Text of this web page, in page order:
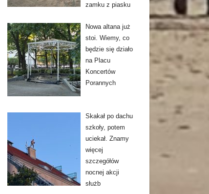
zamku z piasku
Nowa altana już
stoi. Wiemy, co
będzie się działo
na Placu
Koncertów
Porannych
Skakał po dachu
szkoły, potem
uciekał. Znamy
więcej
szczegółów
nocnej akcji
służb